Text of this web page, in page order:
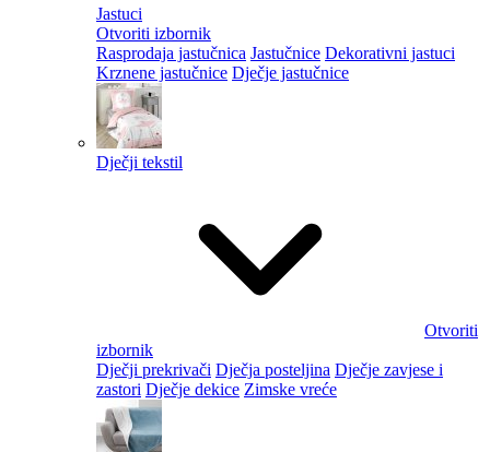
Jastuci
Otvoriti izbornik
Rasprodaja jastučnica Jastučnice Dekorativni jastuci
Krznene jastučnice Dječje jastučnice
Dječji tekstil
Otvoriti
izbornik
Dječji prekrivači Dječja posteljina Dječje zavjese i
zastori Dječje dekice Zimske vreće